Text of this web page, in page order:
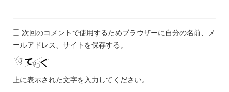
次回のコメントで使用するためブラウザーに自分の名前、メ
ールアドレス、サイトを保存する。
上に表示された文字を入力してください。